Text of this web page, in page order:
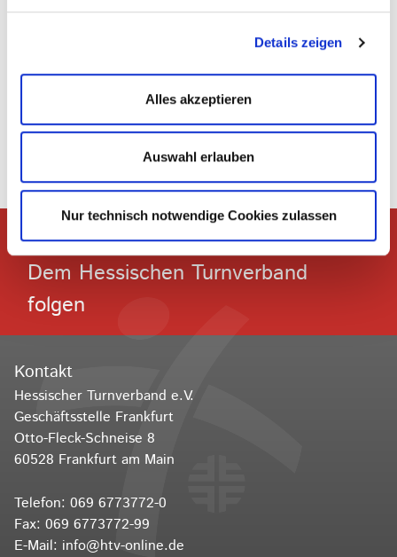
Details zeigen
Alles akzeptieren
Auswahl erlauben
Nur technisch notwendige Cookies zulassen
bilden.
Die Kommentarfunktion ist für diesen Artikel
deaktiviert.
Dem Hessischen Turnverband
folgen
Kontakt
Hessischer Turnverband e.V.
Geschäftsstelle Frankfurt
Otto-Fleck-Schneise 8
60528 Frankfurt am Main
Telefon: 069 6773772-0
Fax: 069 6773772-99
E-Mail: info@htv-online.de